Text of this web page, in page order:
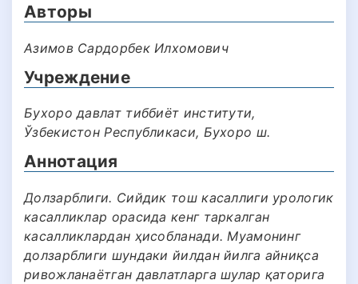
Авторы
Азимов Сардорбек Илхомович
Учреждение
Бухоро давлат тиббиёт институти,
Ўзбекистон Республикаси, Бухоро ш.
Аннотация
Долзарблиги. Сийдик тош касаллиги урологик
касалликлар орасида кенг таркалган
касалликлардан ҳисобланади. Муамонинг
долзарблиги шундаки йилдан йилга айниқса
ривожланаётган давлатларга шулар қаторига